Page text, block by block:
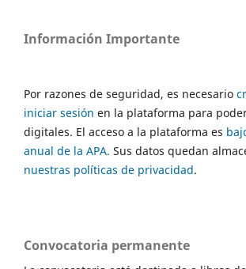
Información Importante
Por razones de seguridad, es necesario
iniciar sesión en la plataforma para
digitales. El acceso a la plataforma es
anual de la APA. Sus datos quedan
nuestras políticas de privacidad.
Convocatoria permanente